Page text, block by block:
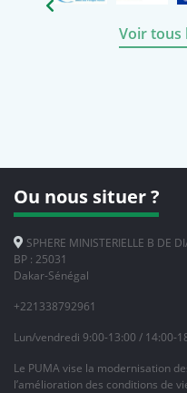
Voir tous
Ou nous situer ?
SPHERE MINISTERIELLE B DE
BP : 25031
Dakar-Sénégal
+221338792961
Lun/vendredi 9:00-13:00 / 14:00-
Le PUMA vise la modernisation
l’amélioration des conditions de